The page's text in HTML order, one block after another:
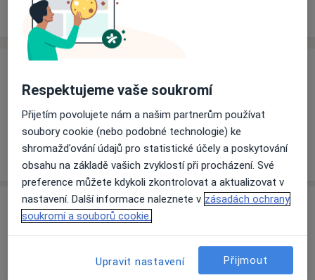
Ceník
Informace o službách a cenách nejsou k dispozici
Tento specialista ještě nepřidával žádné informace o
svých službách.
Adresa
Respektujeme vaše soukromí
Přijetím povolujete nám a našim partnerům používat
soubory cookie (nebo podobné technologie) ke
shromažďování údajů pro statistické účely a poskytování
obsahu na základě vašich zvyklostí při procházení. Své
preference můžete kdykoli zkontrolovat a aktualizovat v
nastavení. Další informace naleznete v zásadách ochrany
soukromí a souborů cookie.
Upravit nastavení Přijmout